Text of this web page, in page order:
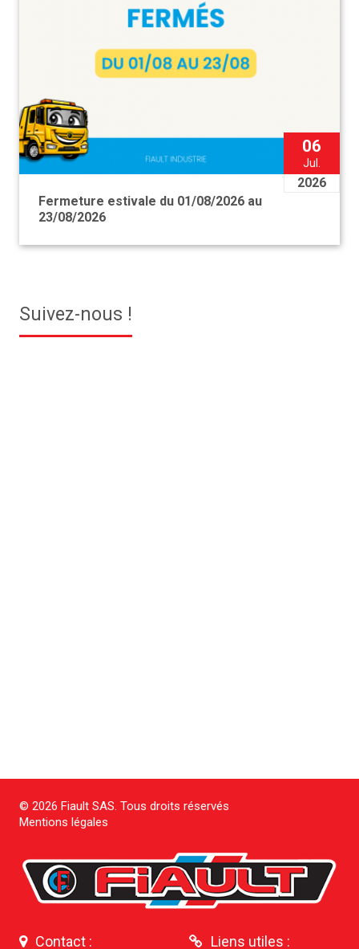
06
Jul.
2026
Fermeture estivale du 01/08/2026 au
23/08/2026
Suivez-nous !
© 2026 Fiault SAS. Tous droits réservés
Mentions légales
Contact : Liens utiles :